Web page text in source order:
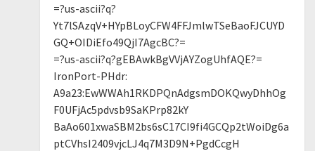
=?us-ascii?q?
Yt7lSAzqV+HYpBLoyCFW4FFJmlwTSeBaoFJCUYD
GQ+OIDiEfo49QjI7AgcBC?=
=?us-ascii?q?gEBAwkBgVVjAYZogUhfAQE?=
IronPort-PHdr:
A9a23:EwWWAh1RKDPQnAdgsmDOKQwyDhhOg
F0UFjAc5pdvsb9SaKPrp82kY
BaAo601xwaSBM2bs6sC17CI9fi4GCQp2tWoiDg6a
ptCVhsI2409vjcLJ4q7M3D9N+PgdCcgH